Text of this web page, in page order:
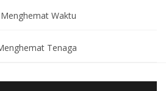
Menghemat Waktu
Tenaga